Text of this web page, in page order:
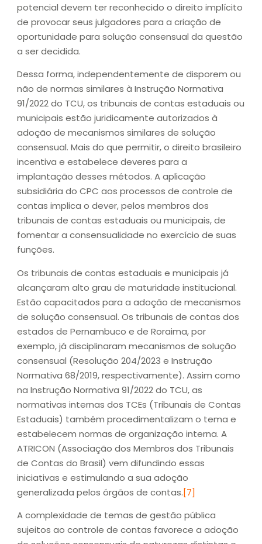
potencial devem ter reconhecido o direito implícito
de provocar seus julgadores para a criação de
oportunidade para solução consensual da questão
a ser decidida.
Dessa forma, independentemente de disporem ou
não de normas similares à Instrução Normativa
91/2022 do TCU, os tribunais de contas estaduais ou
municipais estão juridicamente autorizados à
adoção de mecanismos similares de solução
consensual. Mais do que permitir, o direito brasileiro
incentiva e estabelece deveres para a
implantação desses métodos. A aplicação
subsidiária do CPC aos processos de controle de
contas implica o dever, pelos membros dos
tribunais de contas estaduais ou municipais, de
fomentar a consensualidade no exercício de suas
funções.
Os tribunais de contas estaduais e municipais já
alcançaram alto grau de maturidade institucional.
Estão capacitados para a adoção de mecanismos
de solução consensual. Os tribunais de contas dos
estados de Pernambuco e de Roraima, por
exemplo, já disciplinaram mecanismos de solução
consensual (Resolução 204/2023 e Instrução
Normativa 68/2019, respectivamente). Assim como
na Instrução Normativa 91/2022 do TCU, as
normativas internas dos TCEs (Tribunais de Contas
Estaduais) também procedimentalizam o tema e
estabelecem normas de organização interna. A
ATRICON (Associação dos Membros dos Tribunais
de Contas do Brasil) vem difundindo essas
iniciativas e estimulando a sua adoção
generalizada pelos órgãos de contas.[7]
A complexidade de temas de gestão pública
sujeitos ao controle de contas favorece a adoção